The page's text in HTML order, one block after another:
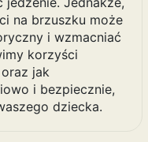
na brzuszku może
i wzmacniać
korzyści
jak
i bezpiecznie,
dziecka.